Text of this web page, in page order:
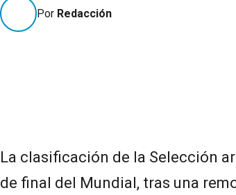
Por Redacción
La clasificación de la Selección
de final del Mundial, tras una